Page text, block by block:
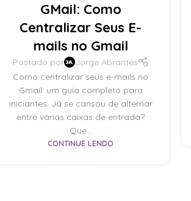
GMail: Como
Centralizar Seus E-
mails no Gmail
Postado por
Jorge Abrantes
Como centralizar seus e-mails no
Gmail: um guia completo para
iniciantes. Já se cansou de alternar
entre várias caixas de entrada?
Que...
CONTINUE LENDO